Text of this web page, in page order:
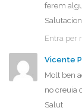
ferem
Entra per
Vicente
Molt ben
no creuia
Salut